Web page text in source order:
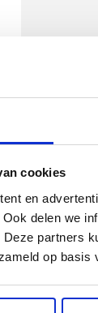
cookies
en
delen we
partners
op basis